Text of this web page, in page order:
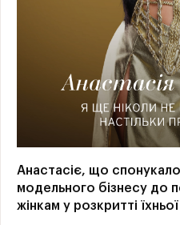
Анастасіє, що
модельного бізнесу до
жінкам у розкритті